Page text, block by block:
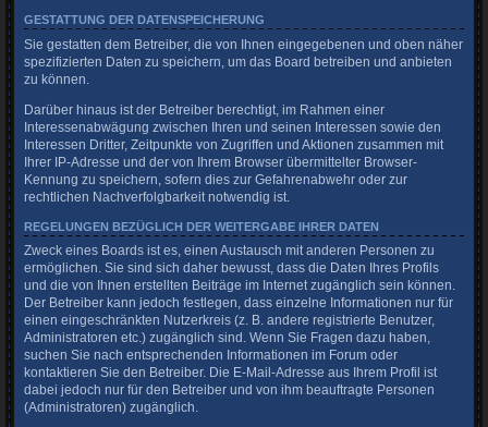
GESTATTUNG DER DATENSPEICHERUNG
Sie gestatten dem Betreiber, die von Ihnen eingegebenen und oben näher
spezifizierten Daten zu speichern, um das Board betreiben und anbieten
zu können.
Darüber hinaus ist der Betreiber berechtigt, im Rahmen einer
Interessenabwägung zwischen Ihren und seinen Interessen sowie den
Interessen Dritter, Zeitpunkte von Zugriffen und Aktionen zusammen mit
Ihrer IP-Adresse und der von Ihrem Browser übermittelter Browser-
Kennung zu speichern, sofern dies zur Gefahrenabwehr oder zur
rechtlichen Nachverfolgbarkeit notwendig ist.
REGELUNGEN BEZÜGLICH DER WEITERGABE IHRER DATEN
Zweck eines Boards ist es, einen Austausch mit anderen Personen zu
ermöglichen. Sie sind sich daher bewusst, dass die Daten Ihres Profils
und die von Ihnen erstellten Beiträge im Internet zugänglich sein können.
Der Betreiber kann jedoch festlegen, dass einzelne Informationen nur für
einen eingeschränkten Nutzerkreis (z. B. andere registrierte Benutzer,
Administratoren etc.) zugänglich sind. Wenn Sie Fragen dazu haben,
suchen Sie nach entsprechenden Informationen im Forum oder
kontaktieren Sie den Betreiber. Die E-Mail-Adresse aus Ihrem Profil ist
dabei jedoch nur für den Betreiber und von ihm beauftragte Personen
(Administratoren) zugänglich.